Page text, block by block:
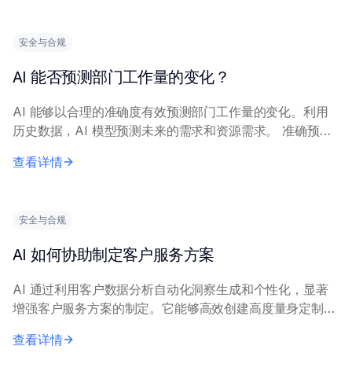
安全与合规
AI 能否预测部门工作量的变化？
AI 能够以合理的准确度有效预测部门工作量的变化。利用
历史数据，AI 模型预测未来的需求和资源需求。 准确预测
置水平）充足且高质量的历史数据。机器...
查看详情
安全与合规
AI 如何协助制定客户服务方案
AI 通过利用客户数据分析自动化洞察生成和个性化，显著
增强客户服务方案的制定。它能够高效创建高度量身定制的
录、反馈、历史）以预测需求、识别痛点并有效...
查看详情